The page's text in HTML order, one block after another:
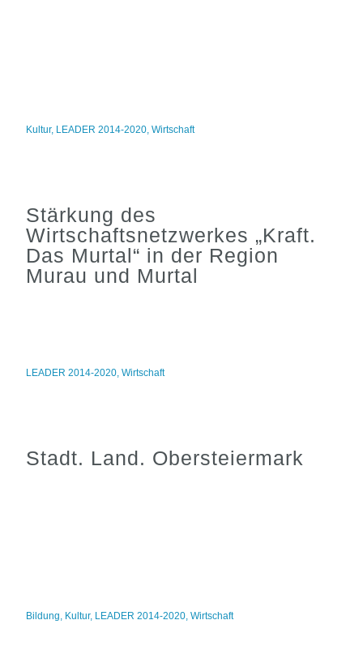
Kultur, LEADER 2014-2020,Wirtschaft
Stärkung des
Wirtschaftsnetzwerkes „Kraft.
Das Murtal“ in der Region
Murau und Murtal
LEADER 2014-2020,Wirtschaft
Stadt. Land. Obersteiermark
Bildung, Kultur, LEADER 2014-2020,Wirtschaft